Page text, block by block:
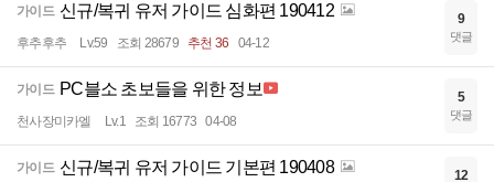
가이드 신규/복귀 유저 가이드 심화편 190412
후추후추 Lv.59 조회 28679 추천 36 04-12
9
댓글
가이드 PC블소 초보들을 위한 정보
천사장미카엘 Lv.1 조회 16773 04-08
5
댓글
가이드 신규/복귀 유저 가이드 기본편 190408 12